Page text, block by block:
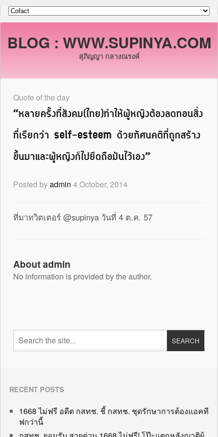
BLOG : WWW.SUPINYA.COM
สุภิญญา กลางณรงค์
Quote of the day
“หลายครั้งที่สังคม(ไทย)ทำให้ผู้หญิงต้องลดทอนสิ่ง
ที่เรียกว่า self-esteem ด้วยทัศนคติที่ถูกสร้าง
ขึ้นมาและผู้หญิงก็ไปยึดถือมันไว้เอง”
Posted byadmin 4 October, 2014
ที่มาทวิตเตอร์ @supinya วันที่ 4 ต.ค. 57
About admin
No information is provided by the author.
RECENT POSTS
1668 ไม่ฟรี อดีต กสทช. ชี้ กสทช. ชุดรักษาการต้องแอคที
ฟกว่านี้